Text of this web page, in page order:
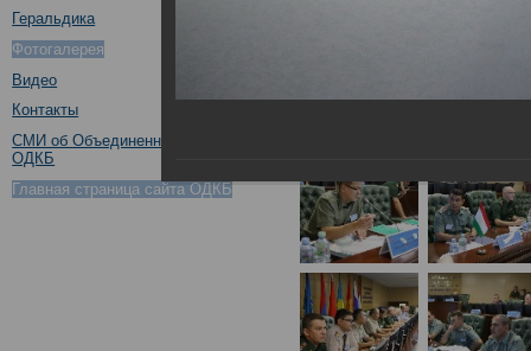
Геральдика
Фотогалерея
Видео
Контакты
СМИ об Объединенном штабе
ОДКБ
Главная страница сайта ОДКБ